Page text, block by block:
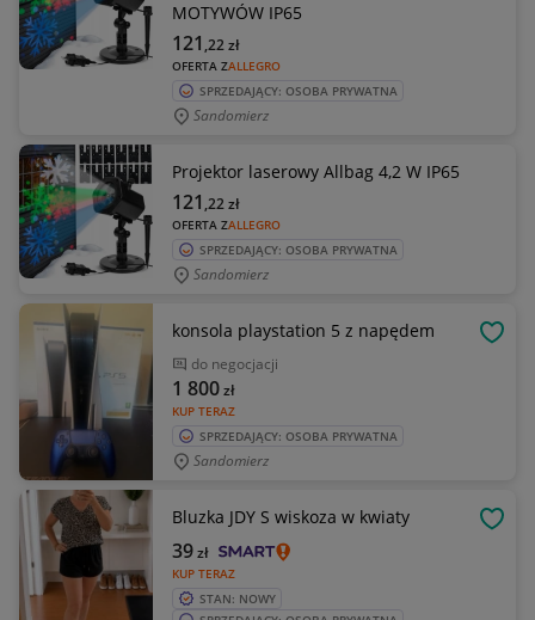
MOTYWÓW IP65
OFERTA ZALLEGRO
121 ,22zł
SPRZEDAJĄCY: OSOBA PRYWATNA
Sandomierz
Projektor laserowy Allbag 4,2 W IP65
OFERTA ZALLEGRO
121 ,22zł
SPRZEDAJĄCY: OSOBA PRYWATNA
Sandomierz
konsola playstation 5 z napędem
do negocjacji
KUP TERAZ
1 800zł
SPRZEDAJĄCY: OSOBA PRYWATNA
Sandomierz
Bluzka JDY S wiskoza w kwiaty
KUP TERAZ
39zł
STAN: NOWY